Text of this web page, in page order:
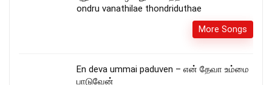
ondru vanathilae thondriduthae
More Songs
En deva ummai paduven – என் தேவா உம்மை
பாடுவேன்